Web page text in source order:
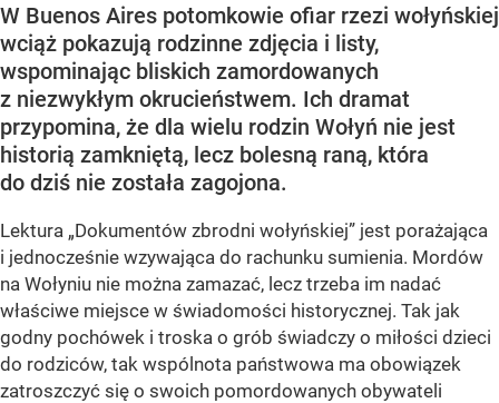
W Buenos Aires potomkowie ofiar rzezi wołyńskiej
wciąż pokazują rodzinne zdjęcia i listy,
wspominając bliskich zamordowanych
z niezwykłym okrucieństwem. Ich dramat
przypomina, że dla wielu rodzin Wołyń nie jest
historią zamkniętą, lecz bolesną raną, która
do dziś nie została zagojona.
Lektura „Dokumentów zbrodni wołyńskiej” jest porażająca
i jednocześnie wzywająca do rachunku sumienia. Mordów
na Wołyniu nie można zamazać, lecz trzeba im nadać
właściwe miejsce w świadomości historycznej. Tak jak
godny pochówek i troska o grób świadczy o miłości dzieci
do rodziców, tak wspólnota państwowa ma obowiązek
zatroszczyć się o swoich pomordowanych obywateli